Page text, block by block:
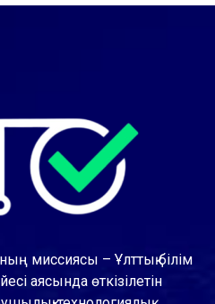
миссиясы – Ұлттық білім
аясында өткізілетін